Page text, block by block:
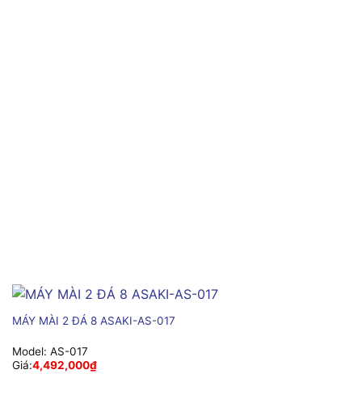
MÁY MÀI 2 ĐÁ 8 ASAKI-AS-017
Model: AS-017
Giá:4,492,000₫